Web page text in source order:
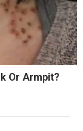
Or Armpit?